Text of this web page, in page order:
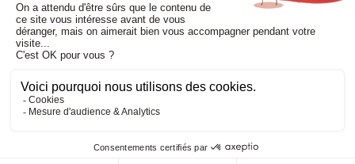
Politique de confidentialité- Mentions légales